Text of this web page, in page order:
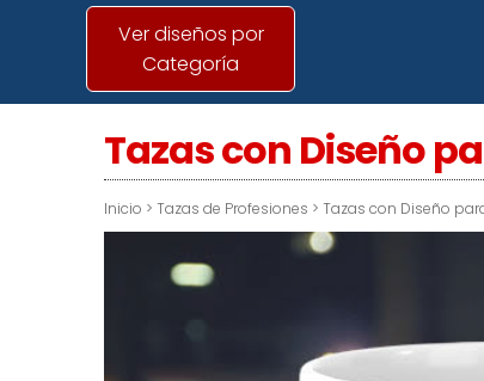
Ver diseños por
Categoría
Tazas con Diseño
Inicio > Tazas de Profesiones > Tazas con Diseño